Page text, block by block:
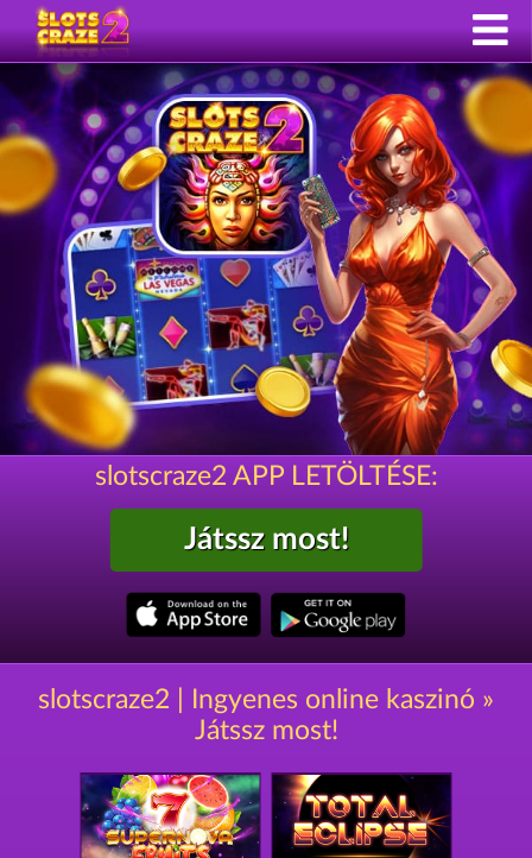
slotscraze2 APP LETÖLTÉSE:
Játssz most!
slotscraze2 | Ingyenes online kaszinó »
Játssz most!